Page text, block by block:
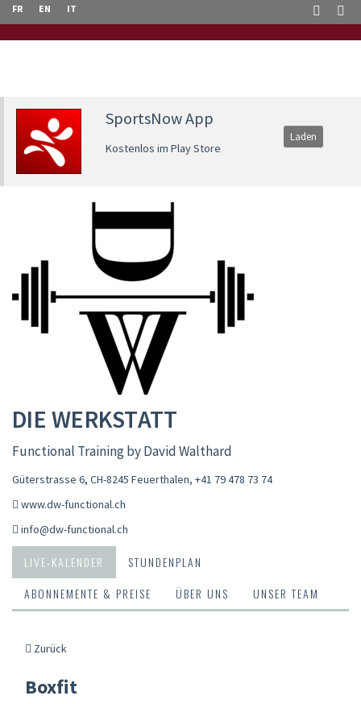
FR EN IT
SportsNow App
Kostenlos im Play Store
Laden
DIE WERKSTATT
Functional Training by David Walthard
Güterstrasse 6, CH-8245 Feuerthalen, +41 79 478 73 74
www.dw-functional.ch
info@dw-functional.ch
LIVE-KALENDER
STUNDENPLAN
ABONNEMENTE & PREISE
ÜBER UNS UNSER TEAM
Zurück
Boxfit